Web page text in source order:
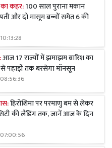
का कहर:100 साल पुराना मकान
और दो मासूम बच्चों समेत 6 की
आज 17 राज्यों में झमाझम बारिश का
पहाड़ों तक बरसेगा मॉनसून
हिरोशिमा पर परमाणु बम से लेकर
की लैंडिंग तक, जानें आज के दिन